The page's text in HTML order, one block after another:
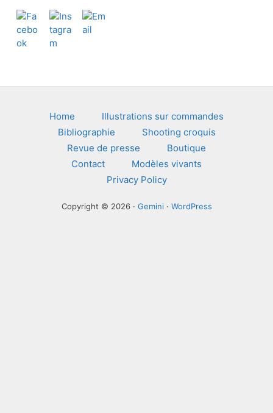
s
Footer
Home
Illustrations sur commandes
Bibliographie
Shooting croquis
Revue de presse
Boutique
Contact
Modèles vivants
Privacy Policy
Copyright © 2026 · Gemini· WordPress